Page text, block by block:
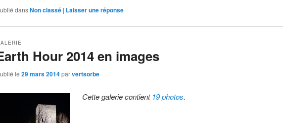
dansNon classé | Laisser une réponse
Hour 2014 en images
le 29 mars 2014parvertsorbe
Cette galerie contient 19 photos.